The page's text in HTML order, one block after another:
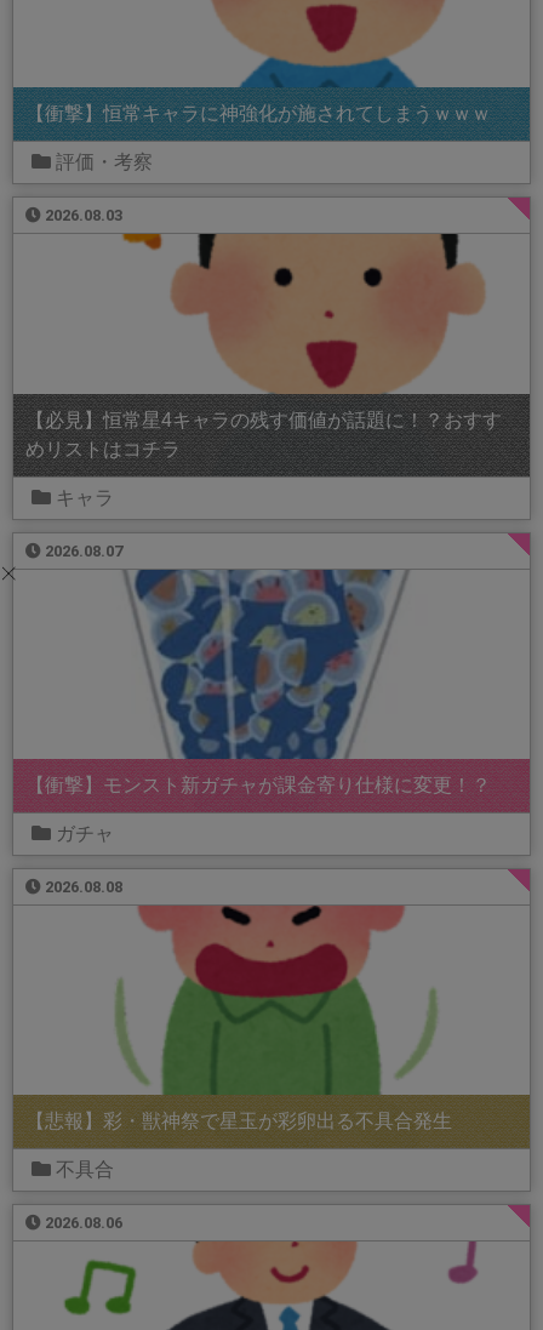
【衝撃】恒常キャラに神強化が施されてしまうｗｗｗ
評価・考察
2026.08.03
【必見】恒常星4キャラの残す価値が話題に！？おすす
めリストはコチラ
キャラ
2026.08.07
【衝撃】モンスト新ガチャが課金寄り仕様に変更！？
ガチャ
2026.08.08
【悲報】彩・獣神祭で星玉が彩卵出る不具合発生
不具合
2026.08.06